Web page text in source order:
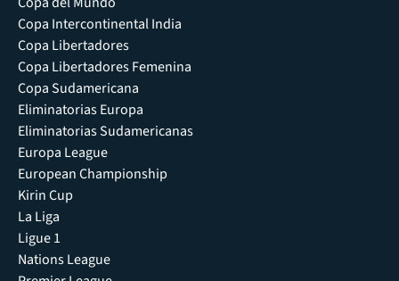
Copa Intercontinental India
Copa Libertadores
Copa Libertadores Femenina
Copa Sudamericana
Eliminatorias Europa
Eliminatorias Sudamericanas
Europa League
European Championship
Kirin Cup
La Liga
Ligue 1
Nations League